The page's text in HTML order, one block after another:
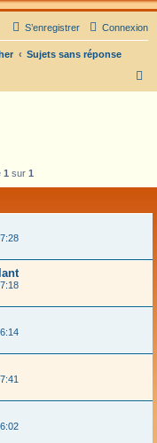
Connexion
S’enregistrer
Sujets sans réponse
1 sur 1